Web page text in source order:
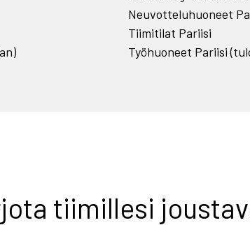
Neuvotteluhuoneet
Tiimitilat Pariisi
Työhuoneet Pariisi
tiimillesi